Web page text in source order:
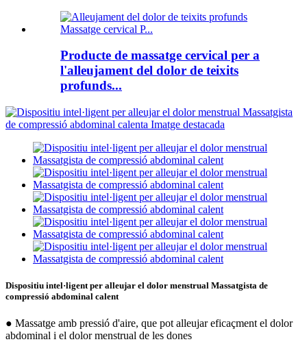
Producte de massatge cervical per a
l'alleujament del dolor de teixits
profunds...
Dispositiu intel·ligent per alleujar el dolor menstrual Massatgista de
compressió abdominal calent
● Massatge amb pressió d'aire, que pot alleujar eficaçment el dolor
abdominal i el dolor menstrual de les dones